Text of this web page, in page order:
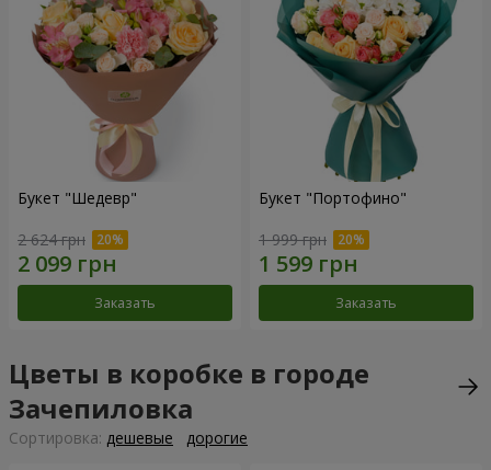
Букет "Шедевр"
2 624 грн
Заказать
Букет "Портофино"
1 999 грн
Заказать
Цветы в коробке в городе
Зачепиловка
Cортировка: дешевые дорогие